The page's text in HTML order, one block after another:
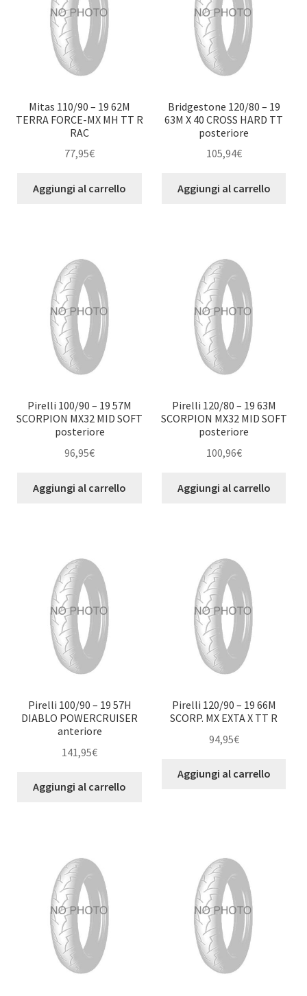
Mitas 110/90 – 19 62M
TERRA FORCE-MX MH TT R
RAC
77,95€
Aggiungi al carrello
Bridgestone 120/80 – 19
63M X 40 CROSS HARD TT
posteriore
105,94€
Aggiungi al carrello
Pirelli 100/90 – 19 57M
SCORPION MX32 MID SOFT
posteriore
96,95€
Aggiungi al carrello
Pirelli 120/80 – 19 63M
SCORPION MX32 MID SOFT
posteriore
100,96€
Aggiungi al carrello
Pirelli 100/90 – 19 57H
DIABLO POWERCRUISER
anteriore
141,95€
Aggiungi al carrello
Pirelli 120/90 – 19 66M
SCORP. MX EXTA X TT R
94,95€
Aggiungi al carrello